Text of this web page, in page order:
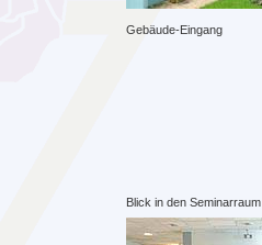
Gebäude-Eingang
Blick in den Seminarraum